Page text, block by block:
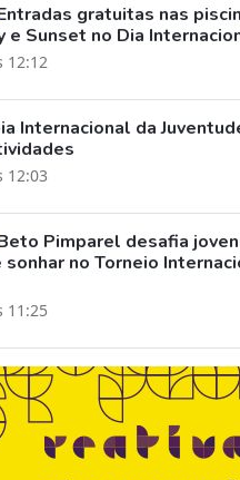
gratuitas nas
e Sunset no Dia
12:12
Internacional da
12:03
Pimparel desafia
sonhar no Torneio
11:25